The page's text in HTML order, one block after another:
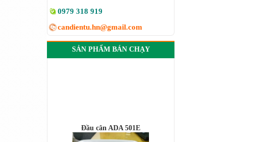
0979 318 919
candientu.hn@gmail.com
SẢN PHẨM BÁN CHẠY